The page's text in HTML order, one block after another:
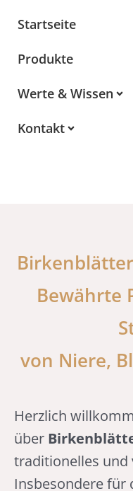
InhaltStartseite
Produkte
Werte & Wissen
Kontakt
Bewährte
von Niere,
Herzlich
über
traditionelles und
Insbesondere für